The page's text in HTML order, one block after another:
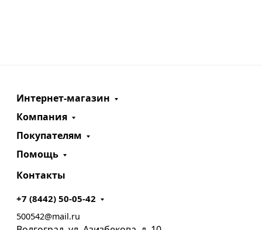
Интернет-магазин
Компания
Покупателям
Помощь
Контакты
+7 (8442) 50-05-42
500542@mail.ru